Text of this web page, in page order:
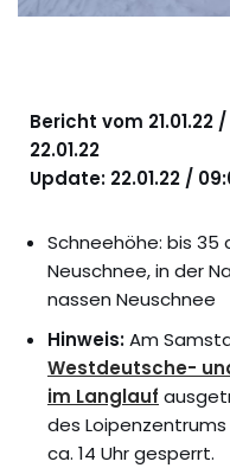
Bericht vom 21.01.22
22.01.22
Update: 22.01.22 /
Schneehöhe: bis 35
Neuschnee, in der
nassen Neuschnee
Hinweis:Am
Westdeutsche-
im Langlauf
des
ca. 14 Uhr gesperrt.